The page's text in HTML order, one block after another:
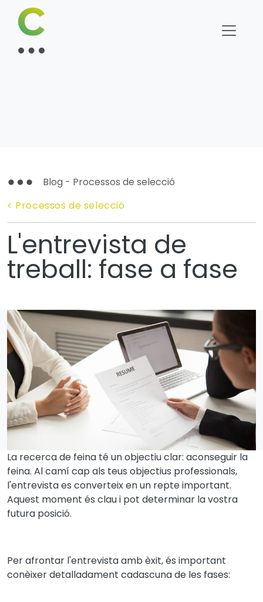
Blog - Processos de selecció
< Processos de selecció
L'entrevista de
treball: fase a fase
La recerca de feina té un objectiu clar: aconseguir la
feina. Al camí cap als teus objectius professionals,
l'entrevista es converteix en un repte important.
Aquest moment és clau i pot determinar la vostra
futura posició.
Per afrontar l'entrevista amb èxit, és important
conèixer detalladament cadascuna de les fases: